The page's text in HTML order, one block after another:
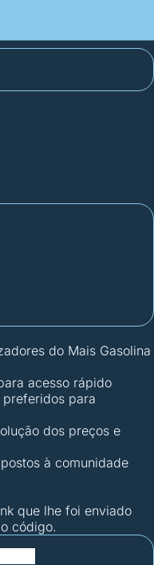
do Mais Gasolina
acesso rápido
para
dos preços e
à comunidade
que lhe foi enviado
código.